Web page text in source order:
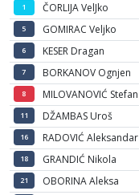
1 ČORLIJA VelJko
5 GOMIRAC Veljko
6 KESER Dragan
7 BORKANOV Ognjen
8 MILOVANOVIĆ Stefan
11 DŽAMBAS Uroš
16 RADOVIĆ Aleksandar
18 GRANDIĆ Nikola
21 OBORINA Aleksa